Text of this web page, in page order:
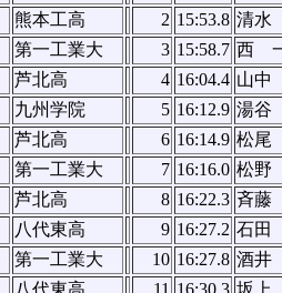
熊本工高 2 15:53.8 清水
第一工業大 3 15:58.7 西
芦北高 4 16:04.4 山中
九州学院 5 16:12.9 湯谷
芦北高 6 16:14.9 松尾
第一工業大 7 16:16.0 松野
芦北高 8 16:22.3 斉
八代東高 9 16:27.2 石田
第一工業大 10 16:27.8 酒井
八代東高 11 16:30.3 坂上